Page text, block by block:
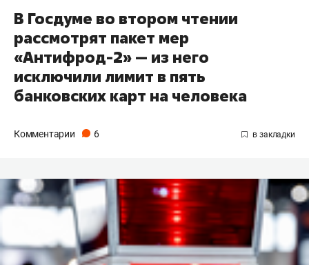
В Госдуме во втором чтении
рассмотрят пакет мер
«Антифрод-2» — из него
исключили лимит в пять
банковских карт на человека
Комментарии 6